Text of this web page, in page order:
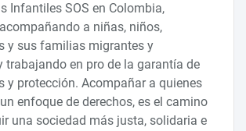
Infantiles SOS en Colombia,
a niñas, niños,
y sus familias migrantes y
trabajando en pro de la garantía de
y protección. Acompañar a quienes
enfoque de derechos, es el camino
una sociedad más justa, solidaria e